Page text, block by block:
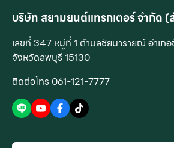
บริษัท สยามยนต์แทรกเตอร์ จำกัด
เลขที่ 347 หมู่ที่ 1 ตำบลชัยนารายณ์ อำเภ
จังหวัดลพบุรี 15130
ติดต่อโทร 061-121-7777